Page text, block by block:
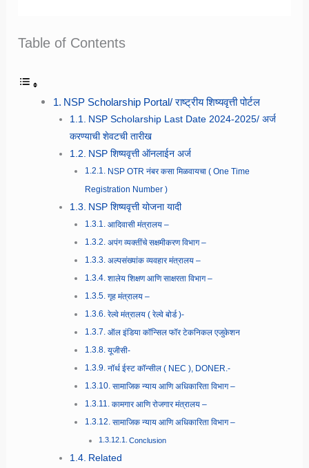
Table of Contents
NSP Scholarship Portal/ राष्ट्रीय शिष्यवृत्ती पोर्टल
NSP Scholarship Last Date 2024-2025/ अर्ज
करण्याची शेवटची तारीख
NSP शिष्यवृत्ती ऑनलाईन अर्ज
NSP OTR नंबर कसा मिळवायचा ( One Time
Registration Number )
NSP शिष्यवृत्ती योजना यादी
आदिवासी मंत्रालय –
अपंग व्यक्तींचे सक्षमीकरण विभाग –
अल्पसंख्यांक व्यवहार मंत्रालय –
शालेय शिक्षण आणि साक्षरता विभाग –
गृह मंत्रालय –
रेल्वे मंत्रालय ( रेल्वे बोर्ड )-
ऑल इंडिया कॉन्सिल फॉर टेकनिकल एजुकेशन
यूजीसी-
नॉर्थ ईस्ट कॉन्सील ( NEC ), DONER.-
सामाजिक न्याय आणि अधिकारिता विभाग –
कामगार आणि रोजगार मंत्रालय –
सामाजिक न्याय आणि अधिकारिता विभाग –
Conclusion
Related